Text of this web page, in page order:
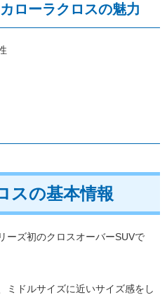
ローラクロスの魅力
スの基本情報
ーズ初のクロスオーバーSUVで
ミドルサイズに近いサイズ感をし